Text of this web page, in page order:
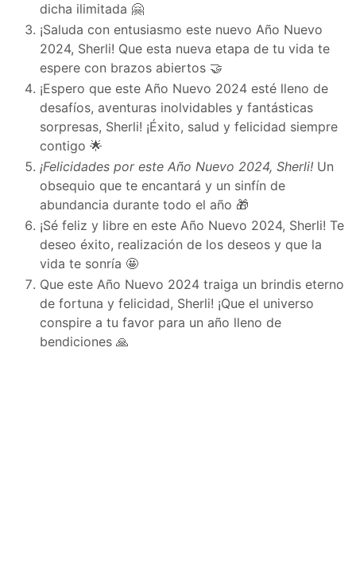
dicha ilimitada 🤗
¡Saluda con entusiasmo este nuevo Año Nuevo
2024, Sherli! Que esta nueva etapa de tu vida te
espere con brazos abiertos 🤝
¡Espero que este Año Nuevo 2024 esté lleno de
desafíos, aventuras inolvidables y fantásticas
sorpresas, Sherli! ¡Éxito, salud y felicidad siempre
contigo 🌟
¡Felicidades por este Año Nuevo 2024, Sherli! Un
obsequio que te encantará y un sinfín de
abundancia durante todo el año 🎁
¡Sé feliz y libre en este Año Nuevo 2024, Sherli! Te
deseo éxito, realización de los deseos y que la
vida te sonría 🤩
Que este Año Nuevo 2024 traiga un brindis eterno
de fortuna y felicidad, Sherli! ¡Que el universo
conspire a tu favor para un año lleno de
bendiciones 🙏